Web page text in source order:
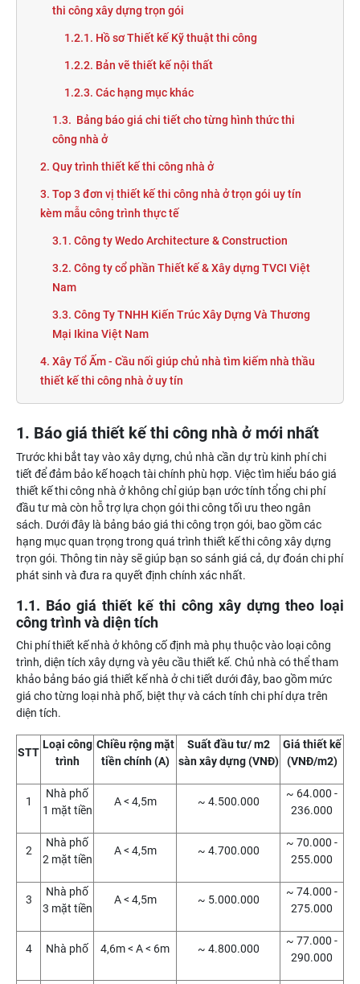
thi công xây dựng trọn gói
1.2.1. Hồ sơ Thiết kế Kỹ thuật thi công
1.2.2. Bản vẽ thiết kế nội thất
1.2.3. Các hạng mục khác
1.3. Bảng báo giá chi tiết cho từng hình thức thi
công nhà ở
2. Quy trình thiết kế thi công nhà ở
3. Top 3 đơn vị thiết kế thi công nhà ở trọn gói uy tín
kèm mẫu công trình thực tế
3.1. Công ty Wedo Architecture & Construction
3.2. Công ty cổ phần Thiết kế & Xây dựng TVCI Việt
Nam
3.3. Công Ty TNHH Kiến Trúc Xây Dựng Và Thương
Mại Ikina Việt Nam
4. Xây Tổ Ấm - Cầu nối giúp chủ nhà tìm kiếm nhà thầu
thiết kế thi công nhà ở uy tín
1. Báo giá thiết kế thi công nhà ở mới nhất
Trước khi bắt tay vào xây dựng, chủ nhà cần dự trù kinh phí chi
tiết để đảm bảo kế hoạch tài chính phù hợp. Việc tìm hiểu báo giá
thiết kế thi công nhà ở không chỉ giúp bạn ước tính tổng chi phí
đầu tư mà còn hỗ trợ lựa chọn gói thi công tối ưu theo ngân
sách. Dưới đây là bảng báo giá thi công trọn gói, bao gồm các
hạng mục quan trọng trong quá trình thiết kế thi công xây dựng
trọn gói. Thông tin này sẽ giúp bạn so sánh giá cả, dự đoán chi phí
phát sinh và đưa ra quyết định chính xác nhất.
1.1. Báo giá thiết kế thi công xây dựng theo loại
công trình và diện tích
Chi phí thiết kế nhà ở không cố định mà phụ thuộc vào loại công
trình, diện tích xây dựng và yêu cầu thiết kế. Chủ nhà có thể tham
khảo bảng báo giá thiết kế nhà ở chi tiết dưới đây, bao gồm mức
giá cho từng loại nhà phố, biệt thự và cách tính chi phí dựa trên
diện tích.
STT
Loại công
trình
Chiều rộng mặt
tiền chính (A)
Suất đầu tư/ m2
sàn xây dựng (VNĐ)
Giá thiết kế
(VNĐ/m2)
1
Nhà phố
1 mặt tiền
A < 4,5m ~ 4.500.000
~ 64.000 -
236.000
2
Nhà phố
2 mặt tiền
A < 4,5m ~ 4.700.000
~ 70.000 -
255.000
3
Nhà phố
3 mặt tiền
A < 4,5m ~ 5.000.000
~ 74.000 -
275.000
4 Nhà phố 4,6m < A < 6m ~ 4.800.000
~ 77.000 -
290.000